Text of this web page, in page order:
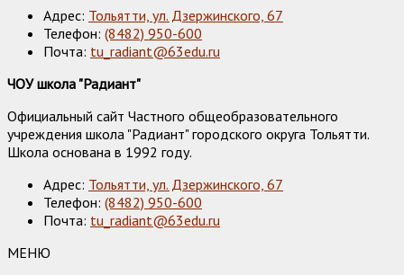
Адрес: Тольятти, ул. Дзержинского, 67
Телефон: (8482) 950-600
Почта: tu_radiant@63edu.ru
ЧОУ школа "Радиант"
Официальный сайт Частного общеобразовательного
учреждения школа "Радиант" городского округа Тольятти.
Школа основана в 1992 году.
Адрес: Тольятти, ул. Дзержинского, 67
Телефон: (8482) 950-600
Почта: tu_radiant@63edu.ru
МЕНЮ